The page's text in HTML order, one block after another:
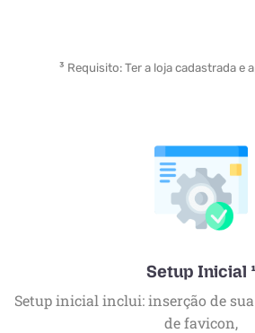
³ Requisito: Ter a loja cadastrada e
Setup Inicial ¹
Setup inicial inclui: inserção de
de favicon,